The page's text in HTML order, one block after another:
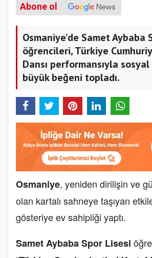
Abone ol
Osmaniye’de Samet Aybaba
öğrencileri, Türkiye
Dansı performansıyla
büyük beğeni topladı.
Osmaniye, yeniden dirilişin ve
olan kartalı sahneye taşıyan
gösteriye ev sahipliği yaptı.
Samet Aybaba Spor Lisesi